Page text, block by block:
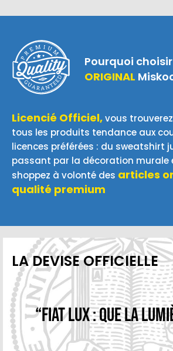
Pourquoi
ORIGINAL
Licencié Officiel,vous
tous les produits tendance aux
licences préférées : du sweatshirt
passant par la décoration murale
shoppez à volonté des articles
qualité premium
LA DEVISE OFFICIELLE
“Fiat Lux : Que la